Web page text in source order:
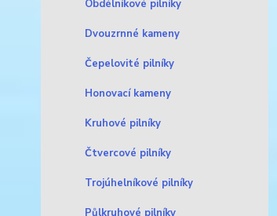
Obdélníkové pilníky
Dvouzrnné kameny
Čepelovité pilníky
Honovací kameny
Kruhové pilníky
Čtvercové pilníky
Trojúhelníkové pilníky
Půlkruhové pilníky